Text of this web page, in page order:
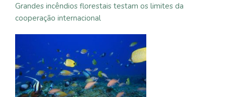
Grandes incêndios florestais testam os limites da
cooperação internacional